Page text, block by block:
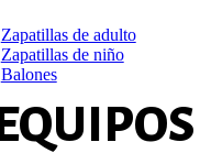
Zapatillas de adulto
Zapatillas de niño
Balones
EQUIPOS